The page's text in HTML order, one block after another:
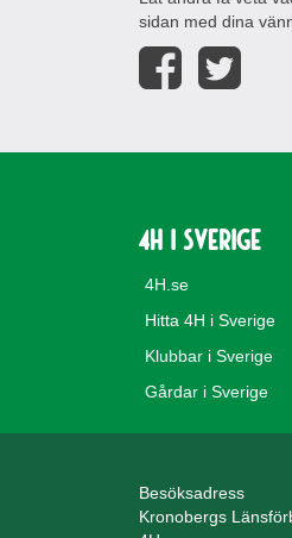
sidan med dina
4H i Sverige
4H.se
Hitta 4H i Sverige
Klubbar i Sverige
Gårdar i Sverige
Besöksadress
Kronobergs